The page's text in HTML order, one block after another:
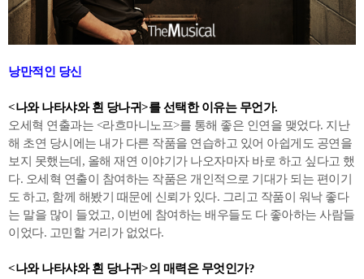
낭만적인 당신
<나와 나타샤와 흰 당나귀>를 선택한 이유는 무언가.
오세혁 연출과는 <라흐마니노프>를 통해 좋은 인연을 맺었다. 지난
해 초연 당시에는 내가 다른 작품을 연습하고 있어 아쉽게도 공연을
보지 못했는데, 올해 재연 이야기가 나오자마자 바로 하고 싶다고 했
다. 오세혁 연출이 참여하는 작품은 개인적으로 기대가 되는 편이기
도 하고, 함께 해봤기 때문에 신뢰가 있다. 그리고 작품이 워낙 좋다
는 말을 많이 들었고, 이번에 참여하는 배우들도 다 좋아하는 사람들
이었다. 고민할 거리가 없었다.
<나와 나타샤와 흰 당나귀>의 매력은 무엇인가?